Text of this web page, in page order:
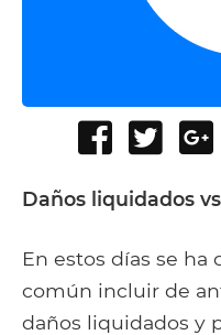
Share
Facebook
Tweet
Daños liquidados
En estos días se
común incluir de
daños liquidados y